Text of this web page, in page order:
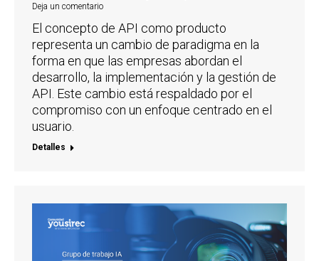
Deja un comentario
El concepto de API como producto
representa un cambio de paradigma en la
forma en que las empresas abordan el
desarrollo, la implementación y la gestión de
API. Este cambio está respaldado por el
compromiso con un enfoque centrado en el
usuario.
Detalles